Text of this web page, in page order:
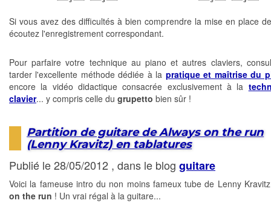
Si vous avez des difficultés à bien comprendre la mise en place
écoutez l'enregistrement correspondant.
Pour parfaire votre technique au piano et autres claviers,
tarder l'excellente méthode dédiée à la pratique et maîtrise du
encore la vidéo didactique consacrée exclusivement à la
clavier... y compris celle du grupetto bien sûr !
Partition de guitare de Always on the run
(Lenny Kravitz) en tablatures
Publié le 28/05/2012 , dans le blog guitare
Voici la fameuse intro du non moins fameux tube de Lenny
on the run ! Un vrai régal à la guitare...